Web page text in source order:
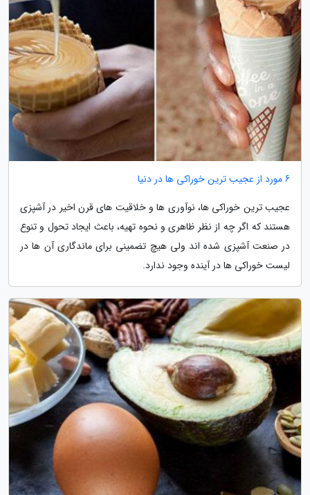
6 مورد از عجیب ترین خوراکی ها در دنیا
عجیب ترین خوراکی ها، نوآوری ها و خلاقیت های قرن اخیر در آشپزی
هستند که اگر چه از نظر ظاهری و نحوه تهیه، باعث ایجاد تحول و تنوع
در صنعت آشپزی شده اند ولی هیچ تضمینی برای ماندگاری آن ها در
لیست خوراکی ها در آینده وجود ندارد.